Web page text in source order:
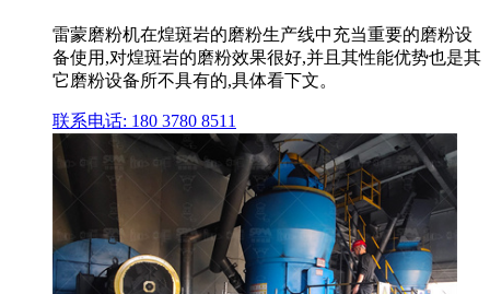
雷蒙磨粉机在煌斑岩的磨粉生产线中充当重要的磨粉设
备使用,对煌斑岩的磨粉效果很好,并且其性能优势也是其
它磨粉设备所不具有的,具体看下文。
联系电话: 180 3780 8511